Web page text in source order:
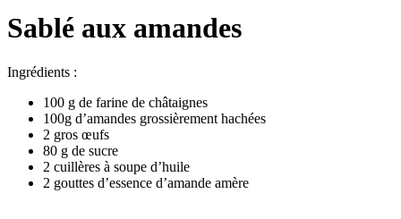
Sablé aux amandes
Ingrédients :
100 g de farine de châtaignes
100g d’amandes grossièrement hachées
2 gros œufs
80 g de sucre
2 cuillères à soupe d’huile
2 gouttes d’essence d’amande amère